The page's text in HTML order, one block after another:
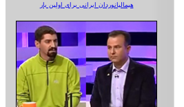
هیمالیانوردان ایرانی برای اولین بار